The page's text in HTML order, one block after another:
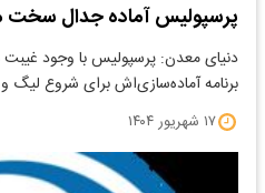
پرسپولیس آماده جدال
دنیای معدن: پرسپولیس با وجود
برنامه آماده‌سازی‌اش برای شروع لیگ
۱۷ شهریور ۱۴۰۴